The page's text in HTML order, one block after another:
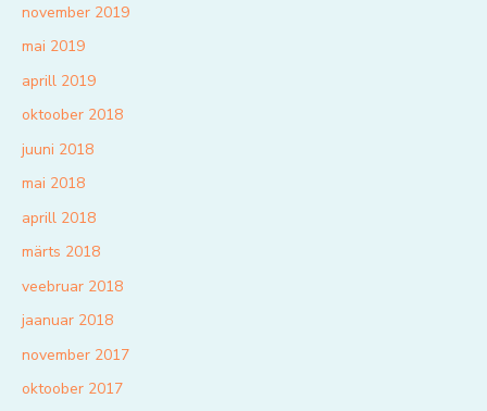
november 2019
mai 2019
aprill 2019
oktoober 2018
juuni 2018
mai 2018
aprill 2018
märts 2018
veebruar 2018
jaanuar 2018
november 2017
oktoober 2017